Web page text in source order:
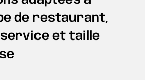
de restaurant,
service et taille